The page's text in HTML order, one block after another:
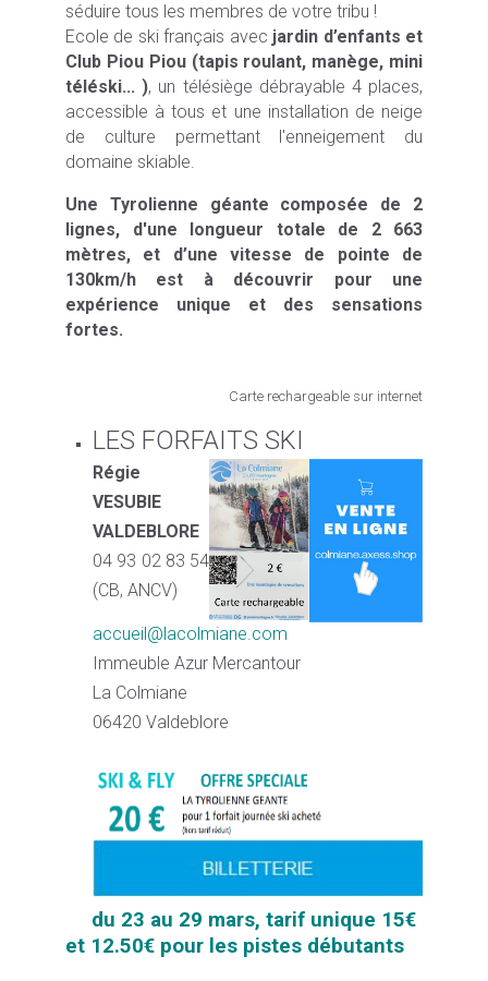
séduire tous les membres de votre tribu !
Ecole de ski français avec jardin d’enfants et
Club Piou Piou (tapis roulant, manège, mini
téléski... ), un télésiège débrayable 4 places,
accessible à tous et une installation de neige
de culture permettant l'enneigement du
domaine skiable.
Une Tyrolienne géante composée de 2
lignes, d'une longueur totale de 2 663
mètres, et d’une vitesse de pointe de
130km/h est à découvrir pour une
expérience unique et des sensations
fortes.
Carte rechargeable sur internet
LES FORFAITS SKI
Régie
VESUBIE
VALDEBLORE
04 93 02 83 54
(CB, ANCV)
accueil@lacolmiane.com
Immeuble Azur Mercantour
La Colmiane
06420 Valdeblore
du 23 au 29 mars, tarif unique 15€
et 12.50€ pour les pistes débutants